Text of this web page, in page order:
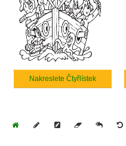
Nakreslete Čtyřlístek